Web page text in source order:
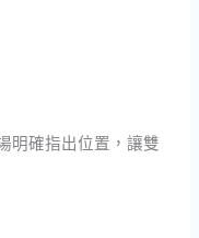
明確指出位置，讓雙